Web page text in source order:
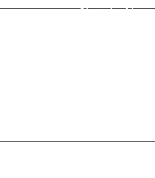
Yarga Sy